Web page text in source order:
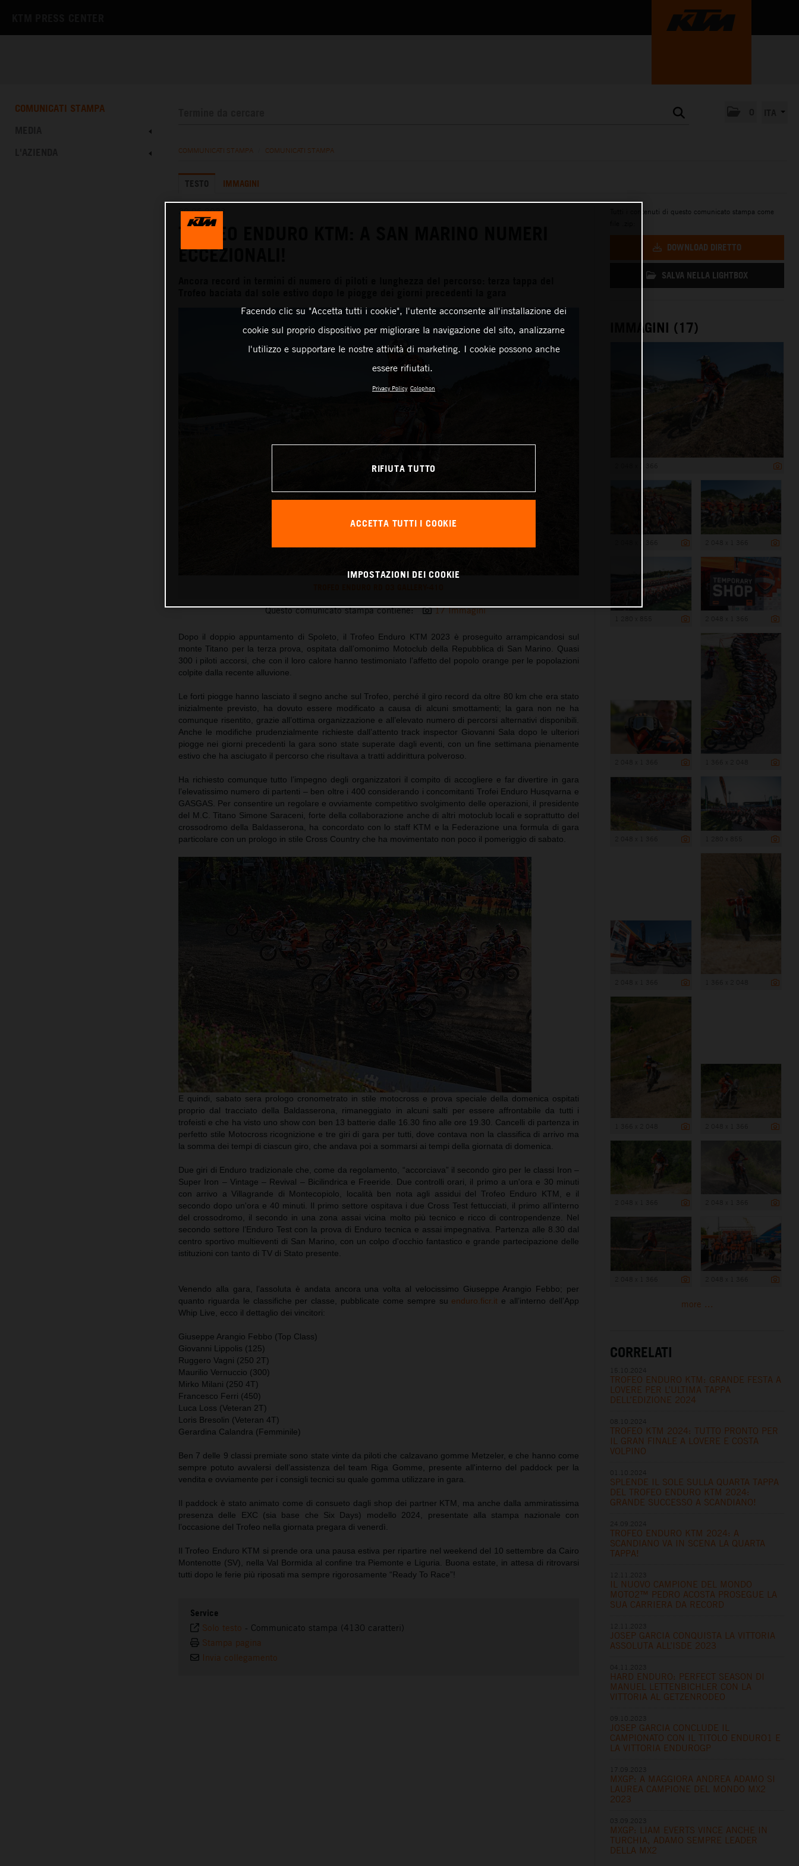
COMUNICATI STAMPA
COMMUNICATI STAMPA COMUNICATI STAMPA
TESTO IMMAGINI
20.06.2023
TROFEO ENDURO KTM: A SAN MARINO NUMERI
ECCEZIONALI!
Questo comunicato stampa contiene: 17 Immagini
Dopo il doppio appuntamento di Spoleto, il Trofeo Enduro KTM 2023 è proseguito arrampicandosi sul
monte Titano per la terza prova, ospitata dall’omonimo Motoclub della Repubblica di San Marino. Quasi
300 i piloti accorsi, che con il loro calore hanno testimoniato l’affetto del popolo orange per le popolazioni
colpite dalla recente alluvione.
Le forti piogge hanno lasciato il segno anche sul Trofeo, perché il giro record da oltre 80 km che era stato
inizialmente previsto, ha dovuto essere modificato a causa di alcuni smottamenti; la gara non ne ha
comunque risentito, grazie all’ottima organizzazione e all’elevato numero di percorsi alternativi disponibili.
Anche le modifiche prudenzialmente richieste dall’attento track inspector Giovanni Sala dopo le ulteriori
piogge nei giorni precedenti la gara sono state superate dagli eventi, con un fine settimana pienamente
estivo che ha asciugato il percorso che risultava a tratti addirittura polveroso.
Ha richiesto comunque tutto l’impegno degli organizzatori il compito di accogliere e far divertire in gara
l’elevatissimo numero di partenti – ben oltre i 400 considerando i concomitanti Trofei Enduro Husqvarna e
GASGAS. Per consentire un regolare e ovviamente competitivo svolgimento delle operazioni, il presidente
del M.C. Titano Simone Saraceni, forte della collaborazione anche di altri motoclub locali e soprattutto del
crossodromo della Baldasserona, ha concordato con lo staff KTM e la Federazione una formula di gara
particolare con un prologo in stile Cross Country che ha movimentato non poco il pomeriggio di sabato.
E quindi, sabato sera prologo cronometrato in stile motocross e prova speciale della domenica ospitati
proprio dal tracciato della Baldasserona, rimaneggiato in alcuni salti per essere affrontabile da tutti i
trofeisti e che ha visto uno show con ben 13 batterie dalle 16.30 fino alle ore 19.30. Cancelli di partenza in
perfetto stile Motocross ricognizione e tre giri di gara per tutti, dove contava non la classifica di arrivo ma
la somma dei tempi di ciascun giro, che andava poi a sommarsi ai tempi della giornata di domenica.
Due giri di Enduro tradizionale che, come da regolamento, “accorciava” il secondo giro per le classi Iron –
Super Iron – Vintage – Revival – Bicilindrica e Freeride. Due controlli orari, il primo a un'ora e 30 minuti
con arrivo a Villagrande di Montecopiolo, località ben nota agli assidui del Trofeo Enduro KTM, e il
secondo dopo un'ora e 40 minuti. Il primo settore ospitava i due Cross Test fettucciati, il primo all’interno
del crossodromo, il secondo in una zona assai vicina molto più tecnico e ricco di contropendenze. Nel
secondo settore l’Enduro Test con la prova di Enduro tecnica e assai impegnativa. Partenza alle 8.30 dal
centro sportivo multieventi di San Marino, con un colpo d'occhio fantastico e grande partecipazione delle
istituzioni con tanto di TV di Stato presente.
Venendo alla gara, l’assoluta è andata ancora una volta al velocissimo Giuseppe Arangio Febbo; per
quanto riguarda le classifiche per classe, pubblicate come sempre su enduro.ficr.it e all’interno dell’App
Whip Live, ecco il dettaglio dei vincitori:
Giuseppe Arangio Febbo (Top Class)
Giovanni Lippolis (125)
Ruggero Vagni (250 2T)
Maurilio Vernuccio (300)
Mirko Milani (250 4T)
Francesco Ferri (450)
Luca Loss (Veteran 2T)
Loris Bresolin (Veteran 4T)
Gerardina Calandra (Femminile)
Ben 7 delle 9 classi premiate sono state vinte da piloti che calzavano gomme Metzeler, e che hanno come
sempre potuto avvalersi dell’assistenza del team Riga Gomme, presente all'interno del paddock per la
vendita e ovviamente per i consigli tecnici su quale gomma utilizzare in gara.
Il paddock è stato animato come di consueto dagli shop dei partner KTM, ma anche dalla ammiratissima
presenza delle EXC (sia base che Six Days) modello 2024, presentate alla stampa nazionale con
l’occasione del Trofeo nella giornata pregara di venerdì.
Il Trofeo Enduro KTM si prende ora una pausa estiva per ripartire nel weekend del 10 settembre da Cairo
Montenotte (SV), nella Val Bormida al confine tra Piemonte e Liguria. Buona estate, in attesa di ritrovarsi
tutti dopo le ferie più riposati ma sempre rigorosamente “Ready To Race”!
Service
Solo testo - Communicato stampa (4130 caratteri)
Stampa pagina
Invia collegamento
Tutti i contenuti di questo comunicato stampa come
DOWNLOAD DIRETTO
SALVA NELLA LIGHTBOX
IMMAGINI (17)
more ...
CORRELATI
TROFEO ENDURO KTM: GRANDE FESTA A
LOVERE PER L’ULTIMA TAPPA
DELL’EDIZIONE 2024
TROFEO KTM 2024: TUTTO PRONTO PER
IL GRAN FINALE A LOVERE E COSTA
VOLPINO
SPLENDE IL SOLE SULLA QUARTA TAPPA
DEL TROFEO ENDURO KTM 2024:
GRANDE SUCCESSO A SCANDIANO!
TROFEO ENDURO KTM 2024: A
SCANDIANO VA IN SCENA LA QUARTA
TAPPA!
IL NUOVO CAMPIONE DEL MONDO
MOTO2™ PEDRO ACOSTA PROSEGUE LA
SUA CARRIERA DA RECORD
JOSEP GARCIA CONQUISTA LA VITTORIA
ASSOLUTA ALL’ISDE 2023
HARD ENDURO: PERFECT SEASON DI
MANUEL LETTENBICHLER CON LA
VITTORIA AL GETZENRODEO
JOSEP GARCIA CONCLUDE IL
CAMPIONATO CON IL TITOLO ENDURO1 E
LA VITTORIA ENDUROGP
MXGP: A MAGGIORA ANDREA ADAMO SI
LAUREA CAMPIONE DEL MONDO MX2
2023
MXGP: LIAM EVERTS VINCE ANCHE IN
TURCHIA, ADAMO SEMPRE LEADER
DELLA MX2
Facendo clic su "Accetta tutti i cookie", l'utente acconsente all'installazione dei
cookie sul proprio dispositivo per migliorare la navigazione del sito, analizzarne
l'utilizzo e supportare le nostre attività di marketing. I cookie possono anche
essere rifiutati.
Privacy Policy Colophon
RIFIUTA TUTTO
ACCETTA TUTTI I COOKIE
IMPOSTAZIONI DEI COOKIE